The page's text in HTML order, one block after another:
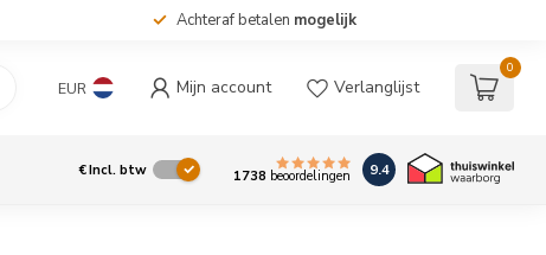
Achteraf betalen mogelijk
EUR Mijn account Verlanglijst
0
€Incl. btw 1738 beoordelingen 9.4